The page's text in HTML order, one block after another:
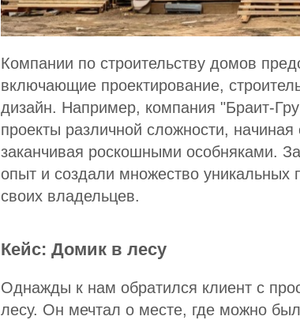
Компании по строительству домов
включающие проектирование,
дизайн. Например, компания "Браит-
проекты различной сложности,
заканчивая роскошными особняками.
опыт и создали множество уникальных
своих владельцев.
Кейс: Домик в лесу
Однажды к нам обратился клиент с
лесу. Он мечтал о месте, где можно